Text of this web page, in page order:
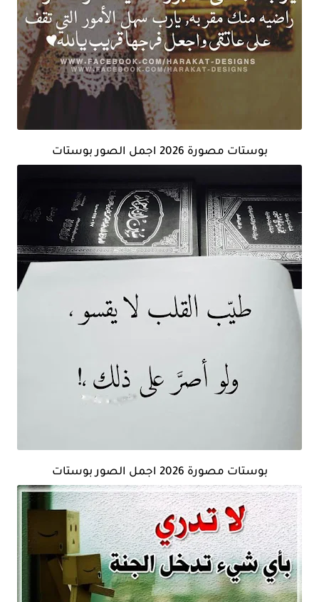
بوستات مصورة 2026 اجمل الصور بوستات
بوستات مصورة 2026 اجمل الصور بوستات